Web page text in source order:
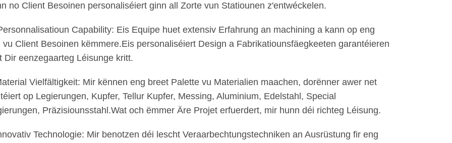
no Client Besoinen personaliséiert ginn all Zorte vun Statiounen z'entwéckelen.
Capability: Eis Equipe huet extensiv Erfahrung an machining a kann op eng
vu Client Besoinen këmmere.Eis personaliséiert Design a Fabrikatiounsfäegkeeten garantéieren
Dir eenzegaarteg Léisunge kritt.
Vielfältigkeit: Mir kënnen eng breet Palette vu Materialien maachen, dorënner awer net
op Legierungen, Kupfer, Tellur Kupfer, Messing, Aluminium, Edelstahl, Special
Präzisiounsstahl.Wat och ëmmer Äre Projet erfuerdert, mir hunn déi richteg Léisung.
Technologie: Mir benotzen déi lescht Veraarbechtungstechniken an Ausrüstung fir eng